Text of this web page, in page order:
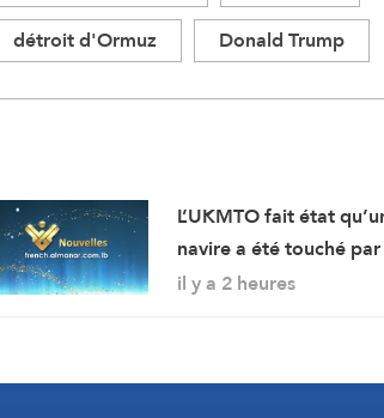
détroit d'Ormuz
Donald Trump
L’UKMTO fait état
navire a été touché
projectile non identifié à
sultanat d’Oman.
il y a 2 heures